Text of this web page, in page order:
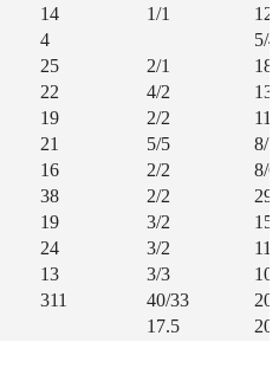
14 1/1
4
5/4
25 2/1
22 4/2
19 2/2
21 5/5
8/7
16 2/2
8/6
38 2/2
19 3/2
24 3/2
13 3/3
311 40/33
17.5